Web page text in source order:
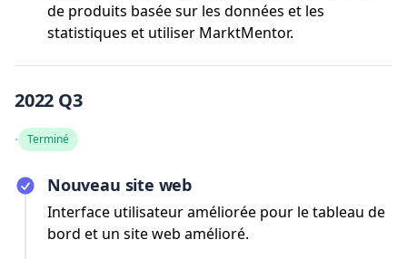
de produits basée sur les données et les
statistiques et utiliser MarktMentor.
2022 Q3
· Terminé
Nouveau site web
Interface utilisateur améliorée pour le tableau de
bord et un site web amélioré.